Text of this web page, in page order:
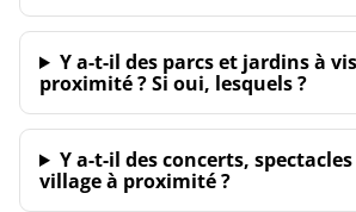
Y a-t-il des parcs et jardins à
proximité ? Si oui, lesquels ?
Y a-t-il des concerts,
village à proximité ?